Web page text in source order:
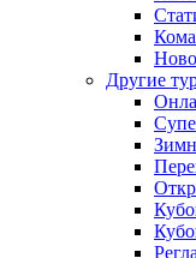
Другие